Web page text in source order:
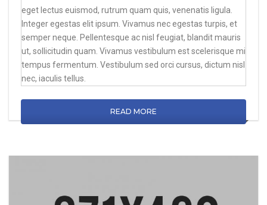
eget lectus euismod, rutrum quam quis, venenatis ligula.
Integer egestas elit ipsum. Vivamus nec egestas turpis, et
semper neque. Pellentesque ac nisl feugiat, blandit mauris
ut, sollicitudin quam. Vivamus vestibulum est scelerisque mi
tempus fermentum. Vestibulum sed orci cursus, dictum nisl
nec, iaculis tellus.
READ MORE